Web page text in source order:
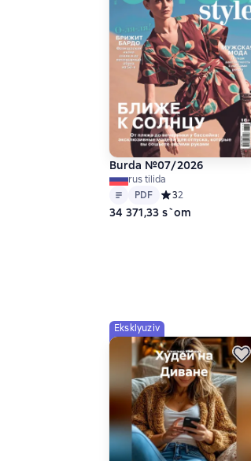
Burda №07/2026
rus tilida
Matn
PDF
PDF Средний рейтинг 3
32
34 371,33 s`om
Eksklyuziv